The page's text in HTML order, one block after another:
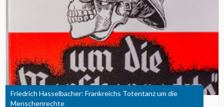
Friedrich Hasselbacher: Frankreichs Totentanz um die
Menschenrechte